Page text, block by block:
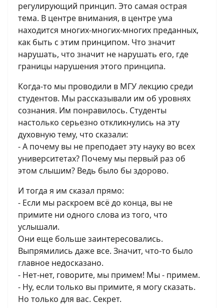
регулирующий принцип. Это самая острая
тема. В центре внимания, в центре ума
находится многих-многих-многих преданных,
как быть с этим принципом. Что значит
нарушать, что значит не нарушать его, где
границы нарушения этого принципа.
Когда-то мы проводили в МГУ лекцию среди
студентов. Мы рассказывали им об уровнях
сознания. Им понравилось. Студенты
настолько серьезно откликнулись на эту
духовную тему, что сказали:
- А почему вы не преподает эту науку во всех
университетах? Почему мы первый раз об
этом слышим? Ведь было бы здорово.
И тогда я им сказал прямо:
- Если мы раскроем всё до конца, вы не
примите ни одного слова из того, что
услышали.
Они еще больше заинтересовались.
Выпрямились даже все. Значит, что-то было
главное недосказано.
- Нет-нет, говорите, мы примем! Мы - примем.
- Ну, если только вы примите, я могу сказать.
Но только для вас. Секрет.